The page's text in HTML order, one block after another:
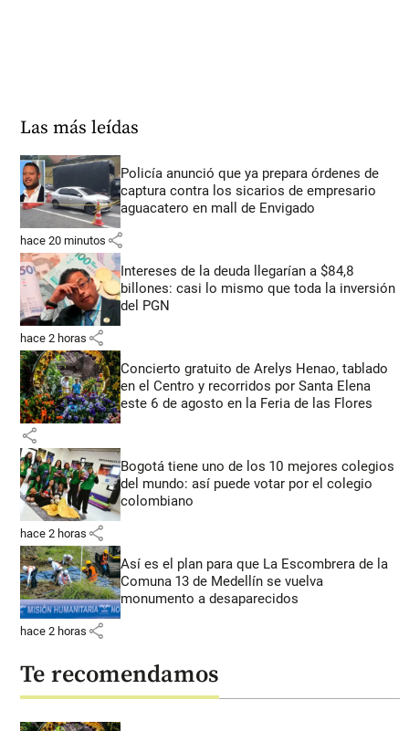
Las más leídas
Policía anunció que ya prepara órdenes de
captura contra los sicarios de empresario
aguacatero en mall de Envigado
hace 20 minutos share
Intereses de la deuda llegarían a $84,8
billones: casi lo mismo que toda la inversión
del PGN
hace 2 horas share
Concierto gratuito de Arelys Henao, tablado
en el Centro y recorridos por Santa Elena
este 6 de agosto en la Feria de las Flores
share
Bogotá tiene uno de los 10 mejores colegios
del mundo: así puede votar por el colegio
colombiano
hace 2 horas share
Así es el plan para que La Escombrera de la
Comuna 13 de Medellín se vuelva
monumento a desaparecidos
hace 2 horas share
Te recomendamos